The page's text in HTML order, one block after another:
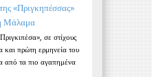
«Πριγκηπέσσας»
Μάλαμα
σε στίχους
και πρώτη ερμηνεία του
από τα πιο αγαπημένα